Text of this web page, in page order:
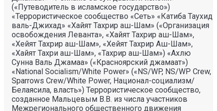
(«Путеводитель в исламское государство»)
«Террористическое сообщество «Сеть» «Катиба Таухид
валь-Джихад» «Хайят Тахрир аш-Шам» («Организация
освобождения Леванта», «Хайят Тахрир аш-Шам»,
«Хейят Тахрир аш-Шам», «Хейят Тахрир Аш-Шам»,
«Хайят Тахри аш-Шам», «Тахрир аш-Шам») «Ахлю
Сунна Валь Джамаа» («Красноярский джамаат»)
«National Socialism/White Power» («NS/WP, NS/WP Crew,
Sparrows Crew/White Power, Национал-социализм/
Белаясила, власть») Террористическое сообщество,
созданное Мальцевым В.В. из числа участников
Межрегионального общественного движения